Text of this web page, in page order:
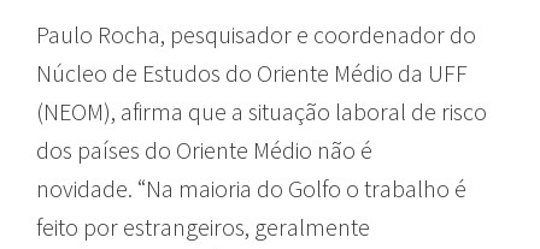
Paulo Rocha, pesquisador e coordenador do
Núcleo de Estudos do Oriente Médio da UFF
(NEOM), afirma que a situação laboral de risco
dos países do Oriente Médio não é
novidade. “Na maioria do Golfo o trabalho é
feito por estrangeiros, geralmente